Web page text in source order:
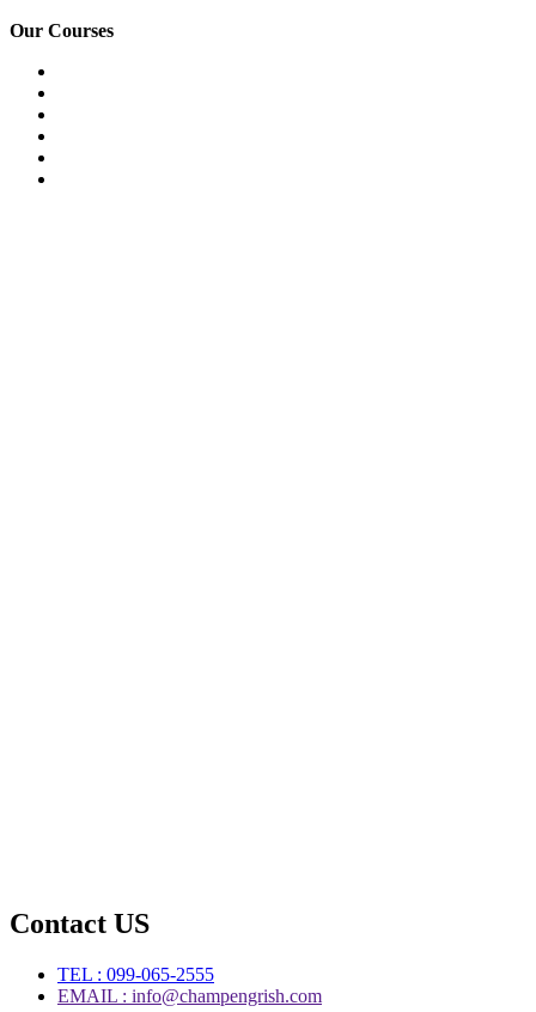
Our Courses
Contact US
TEL : 099-065-2555
EMAIL : info@champengrish.com